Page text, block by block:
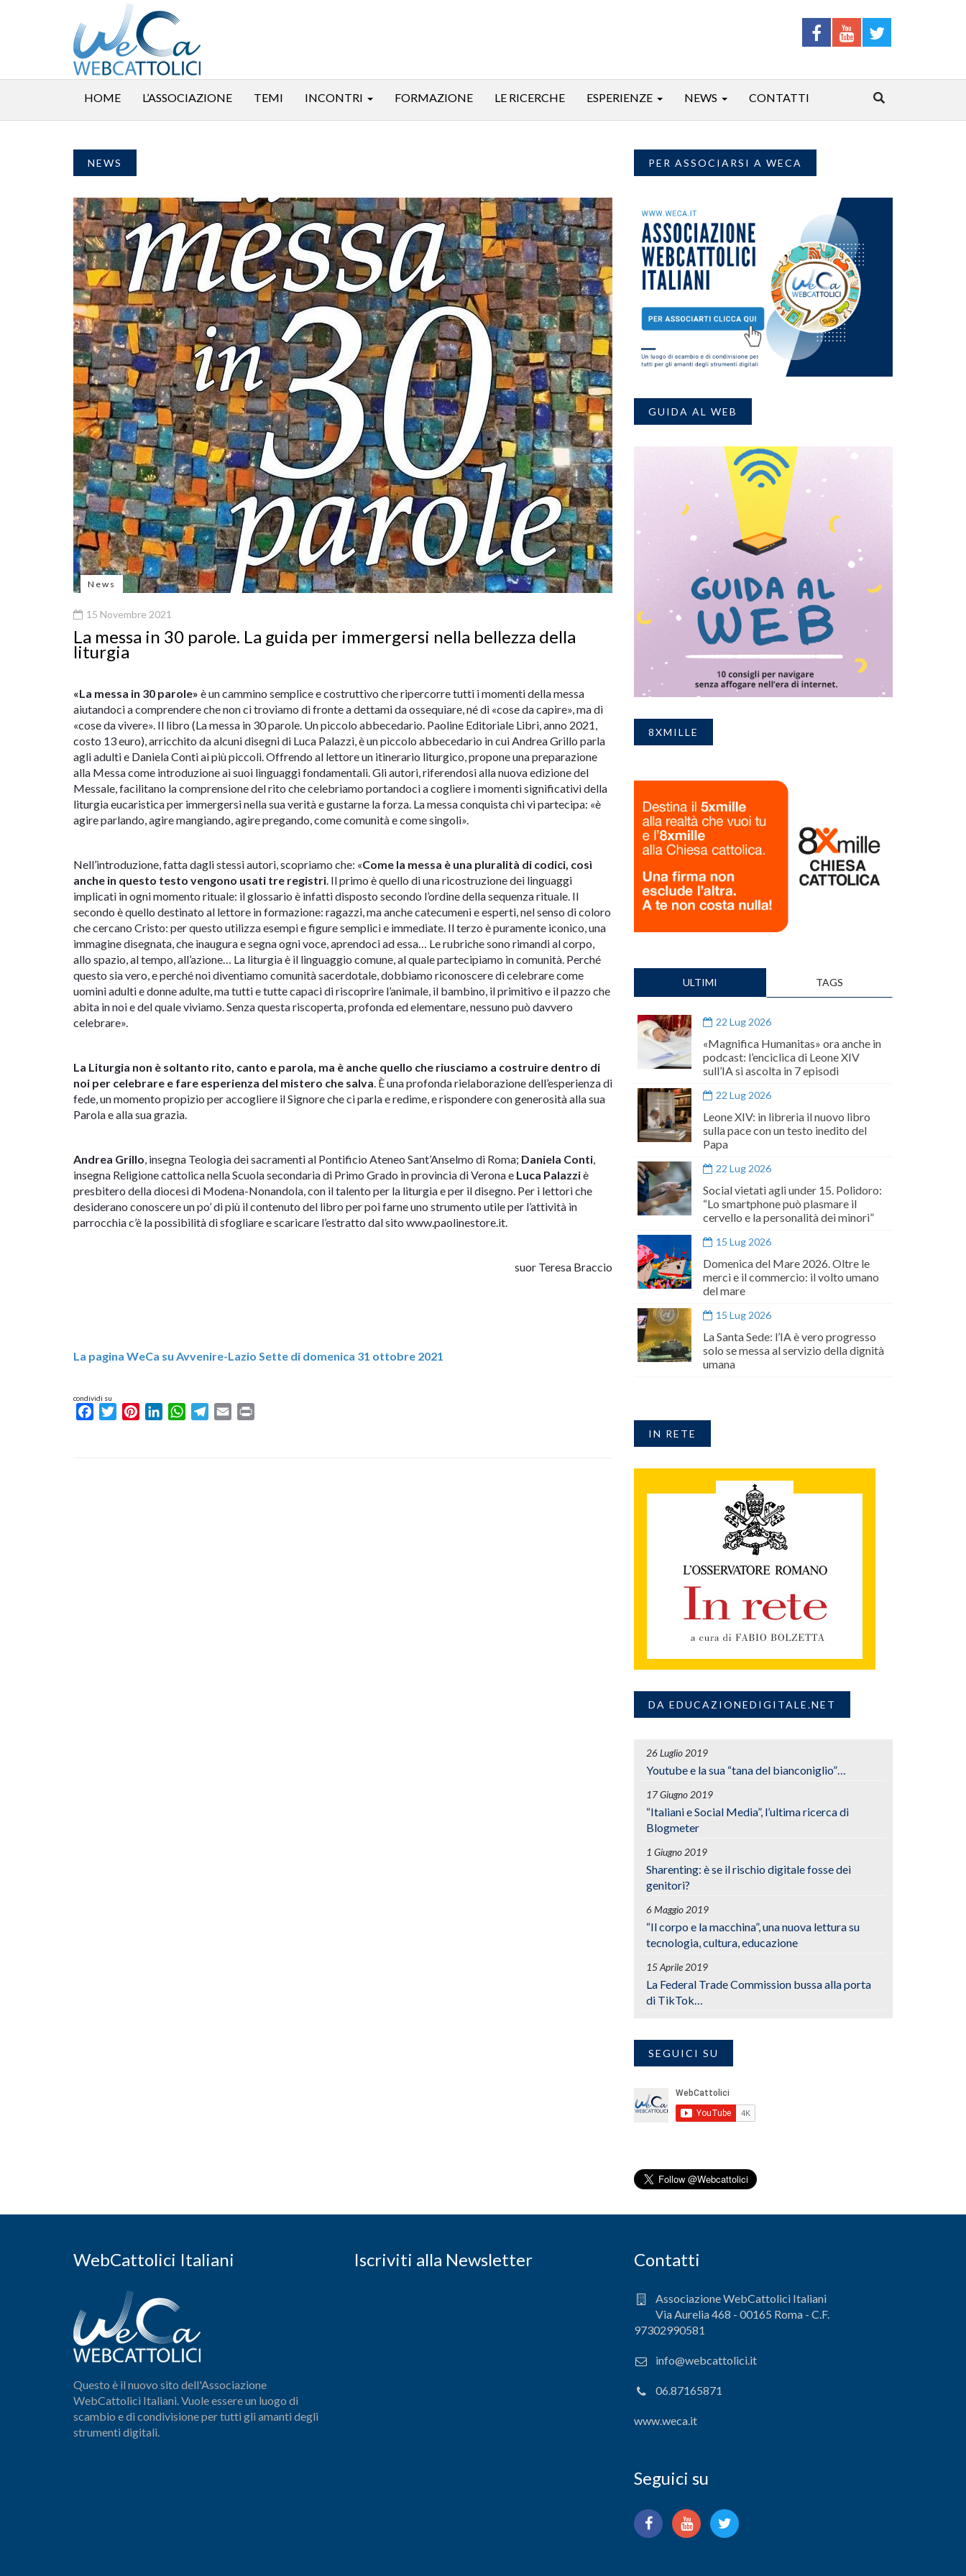
HOME L’ASSOCIAZIONE TEMI INCONTRI FORMAZIONE LE RICERCHE ESPERIENZE NEWS CONTATTI
NEWS
News
15 Novembre 2021
La messa in 30 parole. La guida per immergersi nella bellezza della
liturgia
«La messa in 30 parole» è un cammino semplice e costruttivo che ripercorre tutti i momenti della messa
aiutandoci a comprendere che non ci troviamo di fronte a dettami da ossequiare, né di «cose da capire», ma di
«cose da vivere». Il libro (La messa in 30 parole. Un piccolo abbecedario. Paoline Editoriale Libri, anno 2021,
costo 13 euro), arricchito da alcuni disegni di Luca Palazzi, è un piccolo abbecedario in cui Andrea Grillo parla
agli adulti e Daniela Conti ai più piccoli. Offrendo al lettore un itinerario liturgico, propone una preparazione
alla Messa come introduzione ai suoi linguaggi fondamentali. Gli autori, riferendosi alla nuova edizione del
Messale, facilitano la comprensione del rito che celebriamo portandoci a cogliere i momenti significativi della
liturgia eucaristica per immergersi nella sua verità e gustarne la forza. La messa conquista chi vi partecipa: «è
agire parlando, agire mangiando, agire pregando, come comunità e come singoli».
Nell’introduzione, fatta dagli stessi autori, scopriamo che: «Come la messa è una pluralità di codici, così
anche in questo testo vengono usati tre registri. Il primo è quello di una ricostruzione dei linguaggi
implicati in ogni momento rituale: il glossario è infatti disposto secondo l’ordine della sequenza rituale. Il
secondo è quello destinato al lettore in formazione: ragazzi, ma anche catecumeni e esperti, nel senso di coloro
che cercano Cristo: per questo utilizza esempi e figure semplici e immediate. Il terzo è puramente iconico, una
immagine disegnata, che inaugura e segna ogni voce, aprendoci ad essa… Le rubriche sono rimandi al corpo,
allo spazio, al tempo, all’azione… La liturgia è il linguaggio comune, al quale partecipiamo in comunità. Perché
questo sia vero, e perché noi diventiamo comunità sacerdotale, dobbiamo riconoscere di celebrare come
uomini adulti e donne adulte, ma tutti e tutte capaci di riscoprire l’animale, il bambino, il primitivo e il pazzo che
abita in noi e del quale viviamo. Senza questa riscoperta, profonda ed elementare, nessuno può davvero
celebrare».
La Liturgia non è soltanto rito, canto e parola, ma è anche quello che riusciamo a costruire dentro di
noi per celebrare e fare esperienza del mistero che salva. È una profonda rielaborazione dell’esperienza di
fede, un momento propizio per accogliere il Signore che ci parla e redime, e rispondere con generosità alla sua
Parola e alla sua grazia.
Andrea Grillo, insegna Teologia dei sacramenti al Pontificio Ateneo Sant’Anselmo di Roma; Daniela Conti,
insegna Religione cattolica nella Scuola secondaria di Primo Grado in provincia di Verona e Luca Palazziè
presbitero della diocesi di Modena-Nonandola, con il talento per la liturgia e per il disegno. Per i lettori che
desiderano conoscere un po’ di più il contenuto del libro per poi farne uno strumento utile per l’attività in
parrocchia c’è la possibilità di sfogliare e scaricare l’estratto dal sito www.paolinestore.it.
suor Teresa Braccio
La pagina WeCa su Avvenire-Lazio Sette di domenica 31 ottobre 2021
condividi su
FacebookTwitterPinterestLinkedInWhatsAppTelegram
Email
PER ASSOCIARSI A WECA
GUIDA AL WEB
8XMILLE
ULTIMI TAGS
22 Lug 2026
«Magnifica Humanitas» ora anche in
podcast: l’enciclica di Leone XIV
sull’IA si ascolta in 7 episodi
22 Lug 2026
Leone XIV: in libreria il nuovo libro
sulla pace con un testo inedito del
Papa
22 Lug 2026
Social vietati agli under 15. Polidoro:
“Lo smartphone può plasmare il
cervello e la personalità dei minori”
15 Lug 2026
Domenica del Mare 2026. Oltre le
merci e il commercio: il volto umano
del mare
15 Lug 2026
La Santa Sede: l’IA è vero progresso
solo se messa al servizio della dignità
umana
IN RETE
DA EDUCAZIONEDIGITALE.NET
26 Luglio 2019
Youtube e la sua “tana del bianconiglio”…
17 Giugno 2019
“Italiani e Social Media”, l’ultima ricerca di
Blogmeter
1 Giugno 2019
Sharenting: è se il rischio digitale fosse dei
genitori?
6 Maggio 2019
“Il corpo e la macchina”, una nuova lettura su
tecnologia, cultura, educazione
15 Aprile 2019
La Federal Trade Commission bussa alla porta
di TikTok…
SEGUICI SU
WebCattolici Italiani
Questo è il nuovo sito dell'Associazione
WebCattolici Italiani. Vuole essere un luogo di
scambio e di condivisione per tutti gli amanti degli
strumenti digitali.
Iscriviti alla Newsletter Contatti
Associazione WebCattolici Italiani
Via Aurelia 468 - 00165 Roma - C.F.
97302990581
info@webcattolici.it
06.87165871
www.weca.it
Seguici su